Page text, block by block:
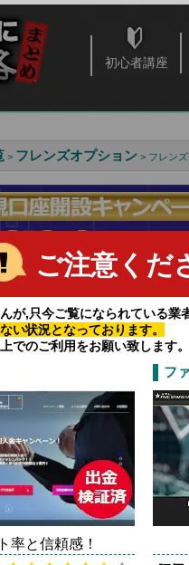
ご注意くだ
が,只今ご覧になられている業
い状況となっております。
でのご利用をお願い致します。
率と信頼感！
フ
初心者講座
> フレンズオプション > フレン
リーオプションの取引のチ
ャンスは増えます。
るって難しい？
いて